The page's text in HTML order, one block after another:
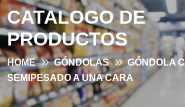
CATALOGO DE
PRODUCTOS
HOME GÓNDOLAS
GÓNDOLA
SEMIPESADO A UNA CARA